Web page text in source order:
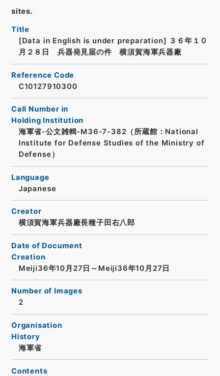
sites.
Title
[Data in English is under preparation]
３６年１０
月２８日 兵器発見届の件 横須賀海軍兵器廠
Reference Code
C10127910300
Call Number in
Holding Institution
海軍省-公文雑輯-M36-7-382（所蔵館：National
Institute for Defense Studies of the Ministry of
Defense）
Language
Japanese
Creator
横須賀海軍兵器廠長種子田右八郎
Date of Document
Creation
Meiji36年10月27日～Meiji36年10月27日
Number of Images
2
Organisation
History
海軍省
Contents